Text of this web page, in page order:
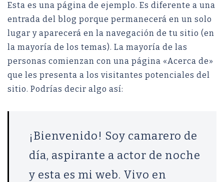
Esta es una página de ejemplo. Es diferente a una
entrada del blog porque permanecerá en un solo
lugar y aparecerá en la navegación de tu sitio (en
la mayoría de los temas). La mayoría de las
personas comienzan con una página «Acerca de»
que les presenta a los visitantes potenciales del
sitio. Podrías decir algo así:
¡Bienvenido! Soy camarero de
día, aspirante a actor de noche
y esta es mi web. Vivo en